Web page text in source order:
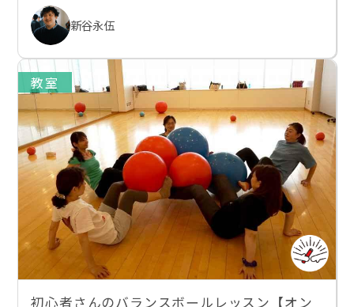
新谷永伍
教室
初心者さんのバランスボールレッスン【オン